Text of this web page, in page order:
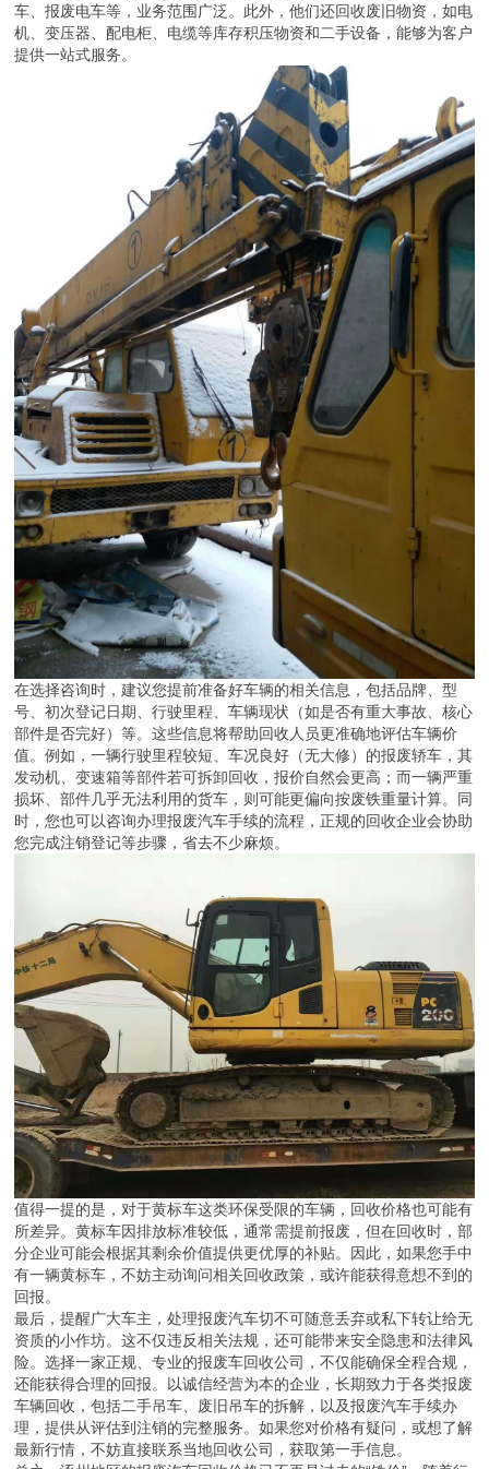
车、报废电车等，业务范围广泛。此外，他们还回收废旧物资，如电
机、变压器、配电柜、电缆等库存积压物资和二手设备，能够为客户
提供一站式服务。
在选择咨询时，建议您提前准备好车辆的相关信息，包括品牌、型
号、初次登记日期、行驶里程、车辆现状（如是否有重大事故、核心
部件是否完好）等。这些信息将帮助回收人员更准确地评估车辆价
值。例如，一辆行驶里程较短、车况良好（无大修）的报废轿车，其
发动机、变速箱等部件若可拆卸回收，报价自然会更高；而一辆严重
损坏、部件几乎无法利用的货车，则可能更偏向按废铁重量计算。同
时，您也可以咨询办理报废汽车手续的流程，正规的回收企业会协助
您完成注销登记等步骤，省去不少麻烦。
值得一提的是，对于黄标车这类环保受限的车辆，回收价格也可能有
所差异。黄标车因排放标准较低，通常需提前报废，但在回收时，部
分企业可能会根据其剩余价值提供更优厚的补贴。因此，如果您手中
有一辆黄标车，不妨主动询问相关回收政策，或许能获得意想不到的
回报。
最后，提醒广大车主，处理报废汽车切不可随意丢弃或私下转让给无
资质的小作坊。这不仅违反相关法规，还可能带来安全隐患和法律风
险。选择一家正规、专业的报废车回收公司，不仅能确保全程合规，
还能获得合理的回报。以诚信经营为本的企业，长期致力于各类报废
车辆回收，包括二手吊车、废旧吊车的拆解，以及报废汽车手续办
理，提供从评估到注销的完整服务。如果您对价格有疑问，或想了解
最新行情，不妨直接联系当地回收公司，获取第一手信息。